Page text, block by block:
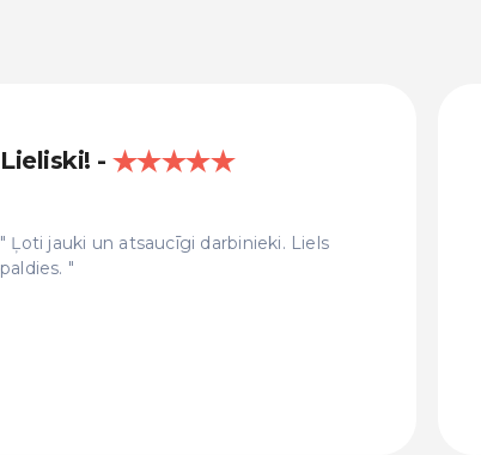
Lieliski!
Ļoti jauki un atsaucīgi darbinieki. Liels
paldies.